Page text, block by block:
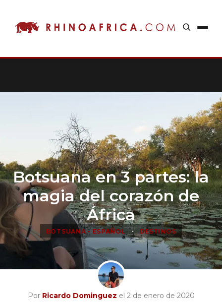
Botsuana en 3 partes: la
magia del corazón de
África
BOTSUANA - ESPAÑOL • DESTINOS
Por Ricardo Dominguez el 2 de enero de 2020